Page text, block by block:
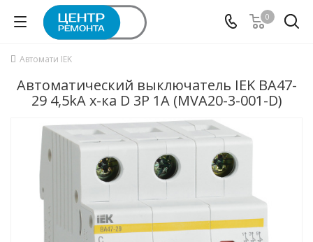
0
Автомати IEK
Автоматический выключатель IEK ВА47-
29 4,5kA х-ка D 3P 1А (MVA20-3-001-D)